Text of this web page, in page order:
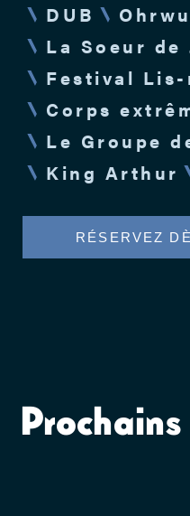
DUB
La Soeur
Festival
Corps
Le Groupe
King Arthur
RÉSERVEZ